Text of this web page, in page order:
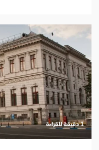
‫1 دقيقة للقراءة